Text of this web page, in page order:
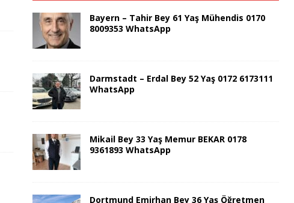
Bayern – Tahir Bey 61 Yaş Mühendis 0170
8009353 WhatsApp
Darmstadt – Erdal Bey 52 Yaş 0172 6173111
WhatsApp
Mikail Bey 33 Yaş Memur BEKAR 0178
9361893 WhatsApp
Dortmund Emirhan Bey 36 Yaş Öğretmen